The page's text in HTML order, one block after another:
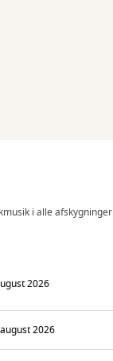
i alle afskygninger
2026
2026